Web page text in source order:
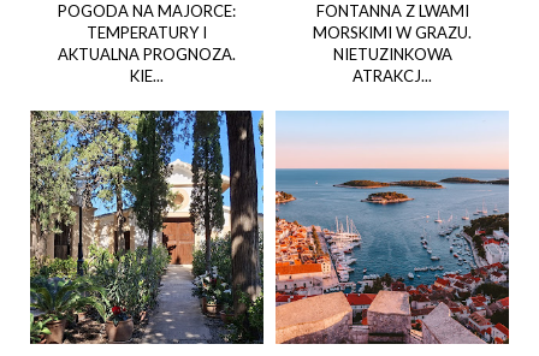
POGODA NA MAJORCE:
TEMPERATURY I
AKTUALNA PROGNOZA.
KIE...
FONTANNA Z LWAMI
MORSKIMI W GRAZU.
NIETUZINKOWA
ATRAKCJ...